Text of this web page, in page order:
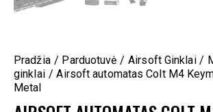
Pradžia Parduotuvė Airsoft Ginklai
ginklai
Airsoft automatas Colt M4
Metal